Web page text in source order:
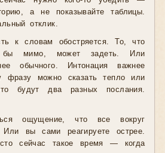
а не показывайте таблицы.
отклик.
к словам обостряется. То, что
бы мимо, может задеть. Или
обычного. Интонация важнее
фразу можно сказать тепло или
будут два разных послания.
ощущение, что все вокруг
вы сами реагируете острее.
сейчас такое время — когда